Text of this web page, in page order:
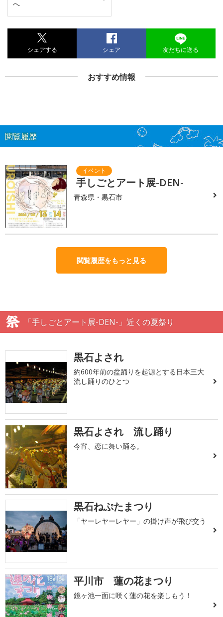
へ
シェアする シェア 友だちに送る
おすすめ情報
閲覧履歴
手しごとアート展-DEN-
青森県・黒石市
閲覧履歴をもっと見る
「手しごとアート展-DEN-」近くの夏祭り
黒石よされ
約600年前の盆踊りを起源とする日本三大
流し踊りのひとつ
黒石よされ 流し踊り
今宵、恋に舞い踊る。
黒石ねぷたまつり
「ヤーレヤーレヤー」の掛け声が飛び交う
平川市 蓮の花まつり
鏡ヶ池一面に咲く蓮の花を楽しもう！